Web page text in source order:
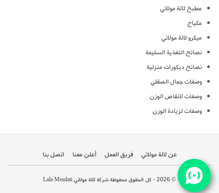
مطبخ لالة مولاتي
مكياج
ميكرو لالة مولاتي
نصائح التغذية السليمة
نصائح ديكورات منزلية
وصفات جمال الصقلي
وصفات لانقاص الوزن
وصفات لزيادة الوزن
عن لالة مولاتي فريق العمل أعلن معنا اتصل بنا
© 2026 - كل الحقوق محفوظة شركة لالة مولاتي Lala Moulati